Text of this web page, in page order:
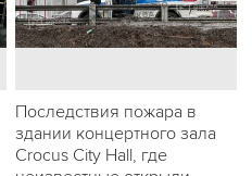
Последствия пожара в
здании концертного зала
Crocus City Hall, где